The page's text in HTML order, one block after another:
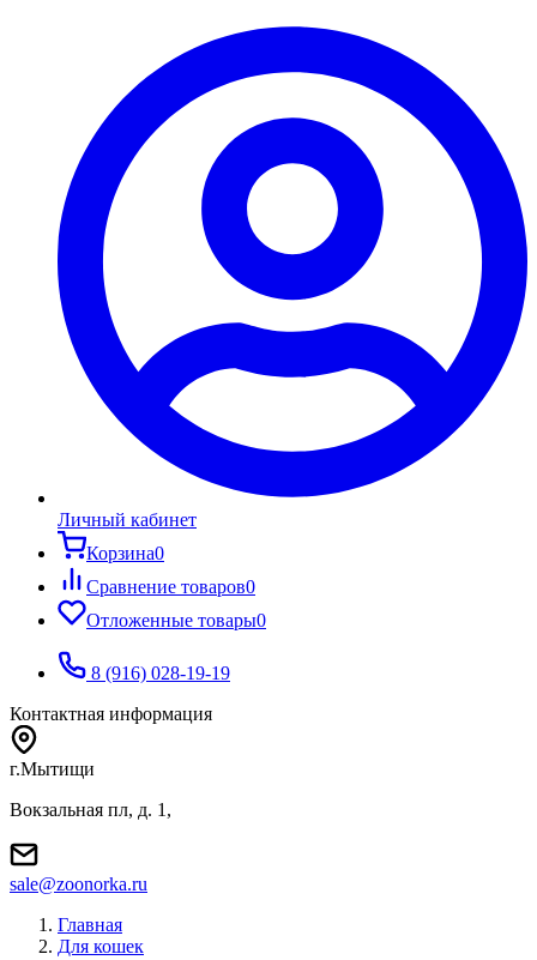
Личный кабинет
Корзина0
Сравнение товаров0
Отложенные товары0
8 (916) 028-19-19
Контактная информация
г.Мытищи
Вокзальная пл, д. 1,
sale@zoonorka.ru
Главная
Для кошек